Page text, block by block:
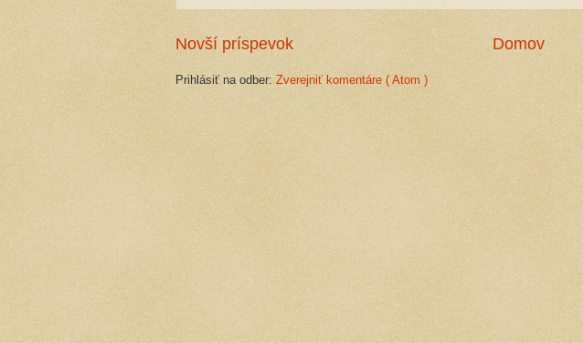
Novší príspevok Domov
Prihlásiť na odber: Zverejniť komentáre ( Atom )